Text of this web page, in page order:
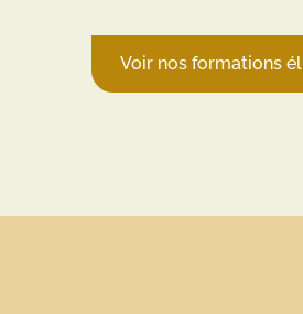
Voir nos formations